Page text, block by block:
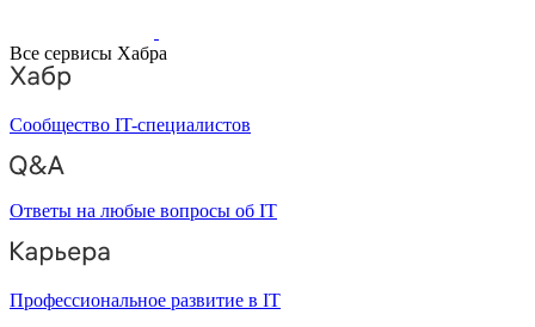
Все сервисы Хабра
Сообщество IT-специалистов
Ответы на любые вопросы об IT
Профессиональное развитие в IT